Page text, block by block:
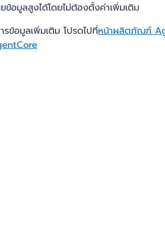
ข้อมูลสูงได้โดยไม่ต้องตั้งค่าเพิ่มเติม
ข้อมูลเพิ่มเติม โปรดไปที่หน้าผลิตภัณฑ์